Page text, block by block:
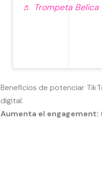
♬ Trompeta Belica
Beneficios de potenciar
digital.
Aumenta el engagement: